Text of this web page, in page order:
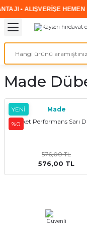
• ALIŞVERİŞE HEMEN
Diskler
Made
YENİ
%0
Made
Roket Performans Sarı
576,00 TL
576,00 TL